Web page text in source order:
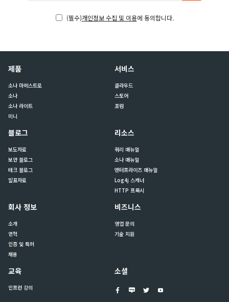
(필수)개인정보 수집 및 이용에 동의합니다.
제품
소나 마에스트로
소나
소나 라이트
미니
서비스
클라우드
스토어
포럼
블로그
보도자료
보안 블로그
테크 블로그
발표자료
리소스
쿼리 매뉴얼
소나 매뉴얼
엔터프라이즈 매뉴얼
Log4j 스캐너
HTTP 프록시
회사 정보
소개
연혁
인증 및 특허
채용
비즈니스
영업 문의
기술 지원
교육
인프런 강의
소셜